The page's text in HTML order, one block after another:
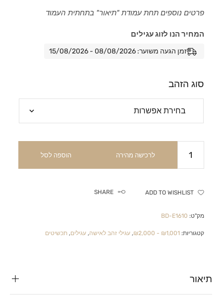
פרטים נוספים תחת עמודת "תיאור" בתחתית העמוד
המחיר הנו לזוג עגילים
זמן הגעה משוער: 08/08/2026 - 15/08/2026
סוג הזהב
לרכישה מהירה הוספה לסל
ADD TO WISHLIST
SHARE
מק"ט: BD-E1610
קטגוריות: ₪1,001 - ₪2,000
,עגילי זהב לאישה,עגילים,תכשיטים
תיאור